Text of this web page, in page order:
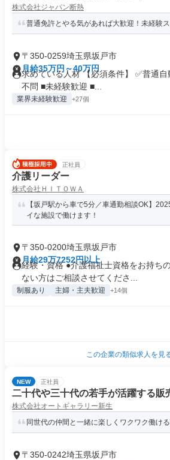
株式会社ジャパン断熱
普通免許とやる気があれば大歓迎！未経験
〒350-0259埼玉県坂戸市
月給35万円～40万円
求めている人材 【必須条件】 ✅普通
不問 ■未経験歓迎 ■...
業界未経験歓迎 +27個
正社員
介護リーダー
株式会社ＨＩＴＯＷＡ
【坂戸駅から車で5分／車通勤相談OK】
イな施設で働けます！
〒350-0200埼玉県坂戸市
月給29万7252円以上
経験・資格 ●介護福祉士資格をお持ち
ない方はご相談させてくださ...
制服あり 主婦・主夫歓迎 +14個
この企業の類似求人を見
NEW 正社員
二十代や三十代の若手が活躍する販
株式会社オートギャラリー新生
同世代の仲間と一緒に楽しくワクワク働け
〒350-0242埼玉県坂戸市